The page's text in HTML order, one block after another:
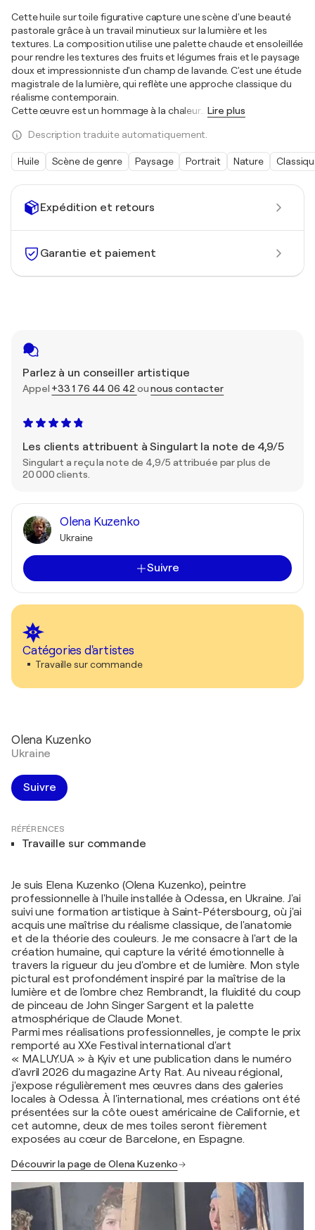
Expédition et retours
Garantie et paiement
Parlez à un conseiller artistique
Appel +33 1 76 44 06 42ounous contacter
Les clients attribuent à Singulart la note de 4,9/5
Singulart a reçu la note de 4,9/5 attribuée par plus de
20 000 clients.
Olena Kuzenko
Ukraine
Suivre
Catégories d'artistes
Travaille sur commande
Cette huile sur toile figurative capture une scène d'une beauté
pastorale grâce à un travail minutieux sur la lumière et les
textures. La composition utilise une palette chaude et ensoleillée
pour rendre les textures des fruits et légumes frais et le paysage
doux et impressionniste d'un champ de lavande. C'est une étude
magistrale de la lumière, qui reflète une approche classique du
réalisme contemporain.
Cette œuvre est un hommage à la chaleur… Lire plus
Description traduite automatiquement.
Huile Scène de genre Paysage Portrait Nature
Olena Kuzenko
Ukraine
Suivre
RÉFÉRENCES
Travaille sur commande
Je suis Elena Kuzenko (Olena Kuzenko), peintre
professionnelle à l'huile installée à Odessa, en Ukraine. J'ai
suivi une formation artistique à Saint-Pétersbourg, où j'ai
acquis une maîtrise du réalisme classique, de l'anatomie
et de la théorie des couleurs. Je me consacre à l'art de la
création humaine, qui capture la vérité émotionnelle à
travers la rigueur du jeu d'ombre et de lumière. Mon style
pictural est profondément inspiré par la maîtrise de la
lumière et de l'ombre chez Rembrandt, la fluidité du coup
de pinceau de John Singer Sargent et la palette
atmosphérique de Claude Monet.
Parmi mes réalisations professionnelles, je compte le prix
remporté au XXe Festival international d'art
« MALUY.UA » à Kyiv et une publication dans le numéro
d'avril 2026 du magazine Arty Rat. Au niveau régional,
j'expose régulièrement mes œuvres dans des galeries
locales à Odessa. À l'international, mes créations ont été
présentées sur la côte ouest américaine de Californie, et
cet automne, deux de mes toiles seront fièrement
exposées au cœur de Barcelone, en Espagne.
Découvrir la page de Olena Kuzenko